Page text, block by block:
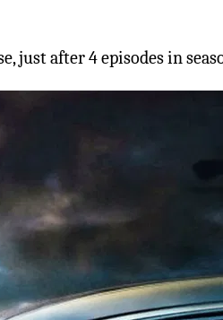
just after 4 episodes in